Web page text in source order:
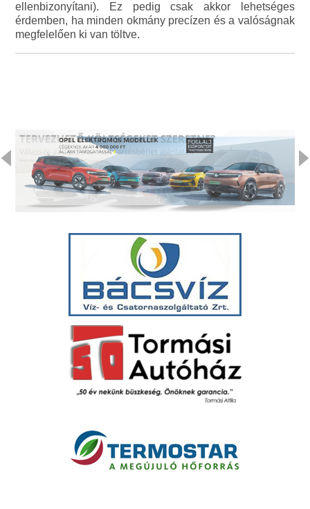
ellenbizonyítani). Ez pedig csak akkor lehetséges
érdemben, ha minden okmány precízen és a valóságnak
megfelelően ki van töltve.